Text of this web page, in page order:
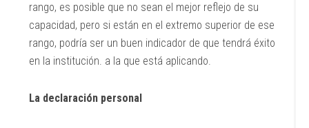
rango, es posible que no sean el mejor reflejo de su
capacidad, pero si están en el extremo superior de ese
rango, podría ser un buen indicador de que tendrá éxito
en la institución. a la que está aplicando.
La declaración personal